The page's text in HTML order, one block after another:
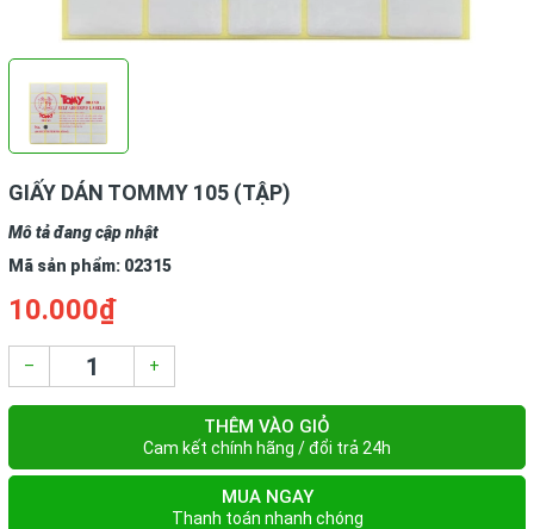
GIẤY DÁN TOMMY 105 (TẬP)
Mô tả đang cập nhật
Mã sản phẩm: 02315
10.000₫
– +
THÊM VÀO GIỎ
Cam kết chính hãng / đổi trả 24h
MUA NGAY
Thanh toán nhanh chóng